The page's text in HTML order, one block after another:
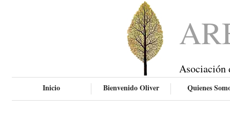
Asociación
Inicio Bienvenido Oliver Quienes